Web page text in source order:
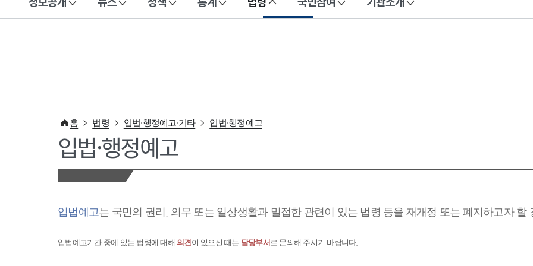
이 누리집은 대한민국 공식 전자정부 누리집입니다.
홈 법령 입법·행정예고·기타 입법·행정예고
입법·행정예고
입법예고는 국민의 권리, 의무 또는 일상생활과 밀접한 관련이 있는 법령 등을 재개정 또는 폐지하고자 할
입법예고기간 중에 있는 법령에 대해 의견이 있으신 때는 담당부서 로 문의해 주시기 바랍니다.